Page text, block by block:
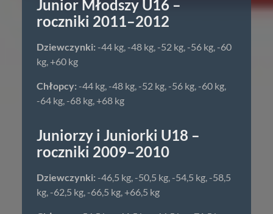
Junior Młodszy U16 –
roczniki 2011–2012
Dziewczynki: -44 kg, -48 kg, -52 kg, -56 kg, -60
kg, +60 kg
Chłopcy: -44 kg, -48 kg, -52 kg, -56 kg, -60 kg,
-64 kg, -68 kg, +68 kg
Juniorzy i Juniorki U18 –
roczniki 2009–2010
Dziewczynki: -46,5 kg, -50,5 kg, -54,5 kg, -58,5
kg, -62,5 kg, -66,5 kg, +66,5 kg